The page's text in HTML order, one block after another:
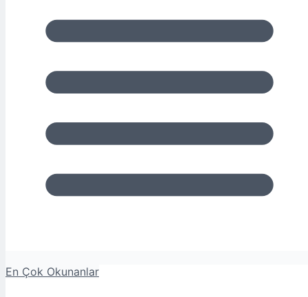
En Çok Okunanlar